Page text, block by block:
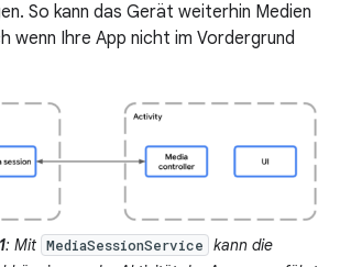
So kann das Gerät weiterhin Medien
wenn Ihre App nicht im Vordergrund
: Mit MediaSessionService
kann die